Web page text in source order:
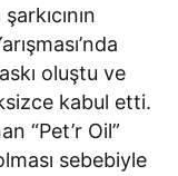
oluştu ve
kabul etti.
“Pet’r Oil”
sebebiyle